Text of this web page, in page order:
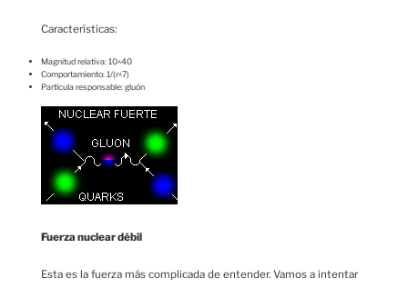
Características:
Magnitud relativa: 10^40
Comportamiento: 1/(r^7)
Partícula responsable: gluón
Fuerza nuclear débil
Esta es la fuerza más complicada de entender. Vamos a intentar